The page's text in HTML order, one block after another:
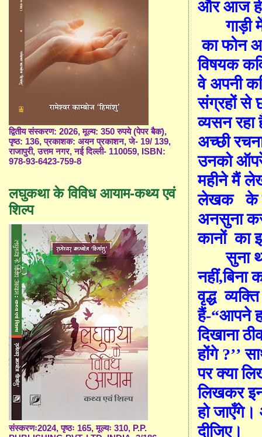
और आज
का फोन
विषयक
वे अपनी
संग्रहों से
व्यसन
अच्छी
उनको
महीने मैं
लेखक
के
अनसुना
कानों का
सुना
नहीं,बिना
वृद्ध
हैं-“आपने
दिखाना
होंगे ?’’
पर क्या
लिखकर
हो
दीजिए।
द्वितीय संस्करण: 2026, मूल्य: 350 रुपये (पेपर बैक),
पृष्ठ: 136, प्रकाशक: अयन प्रकाशन, जे- 19/ 139,
राजापुरी, उत्तम नगर, नई दिल्ली- 110059, ISBN:
978-93-6423-759-8
लघुकथा के विविध आयाम-कथ्य एवं
शिल्प
संस्करणः2024, पृष्ठः 165, मूल्यः 310, P.P.